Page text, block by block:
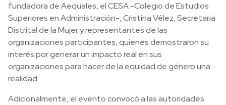
fundadora de Aequales, el CESA -Colegio de Estudios
Superiores en Administración-, Cristina Vélez, Secretaria
Distrital de la Mujer y representantes de las
organizaciones participantes, quienes demostraron su
interés por generar un impacto real en sus
organizaciones para hacer de la equidad de género una
realidad.
Adicionalmente, el evento convocó a las autoridades